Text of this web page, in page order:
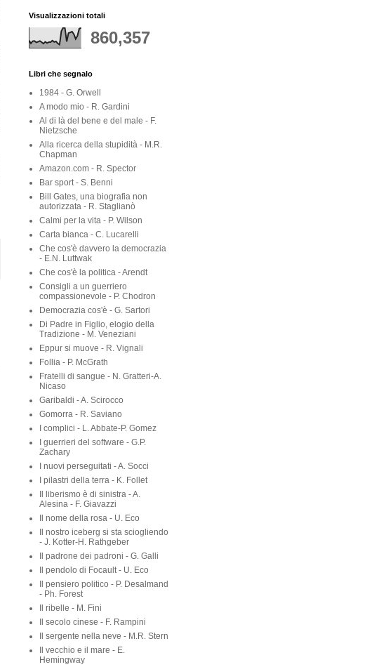
Visualizzazioni totali
860,357
Libri che segnalo
1984 - G. Orwell
A modo mio - R. Gardini
Al di là del bene e del male - F.
Nietzsche
Alla ricerca della stupidità - M.R.
Chapman
Amazon.com - R. Spector
Bar sport - S. Benni
Bill Gates, una biografia non
autorizzata - R. Staglianò
Calmi per la vita - P. Wilson
Carta bianca - C. Lucarelli
Che cos'è davvero la democrazia
- E.N. Luttwak
Che cos'è la politica - Arendt
Consigli a un guerriero
compassionevole - P. Chodron
Democrazia cos'è - G. Sartori
Di Padre in Figlio, elogio della
Tradizione - M. Veneziani
Eppur si muove - R. Vignali
Follia - P. McGrath
Fratelli di sangue - N. Gratteri-A.
Nicaso
Garibaldi - A. Scirocco
Gomorra - R. Saviano
I complici - L. Abbate-P. Gomez
I guerrieri del software - G.P.
Zachary
I nuovi perseguitati - A. Socci
I pilastri della terra - K. Follet
Il liberismo è di sinistra - A.
Alesina - F. Giavazzi
Il nome della rosa - U. Eco
Il nostro iceberg si sta sciogliendo
- J. Kotter-H. Rathgeber
Il padrone dei padroni - G. Galli
Il pendolo di Focault - U. Eco
Il pensiero politico - P. Desalmand
- Ph. Forest
Il ribelle - M. Fini
Il secolo cinese - F. Rampini
Il sergente nella neve - M.R. Stern
Il vecchio e il mare - E.
Hemingway